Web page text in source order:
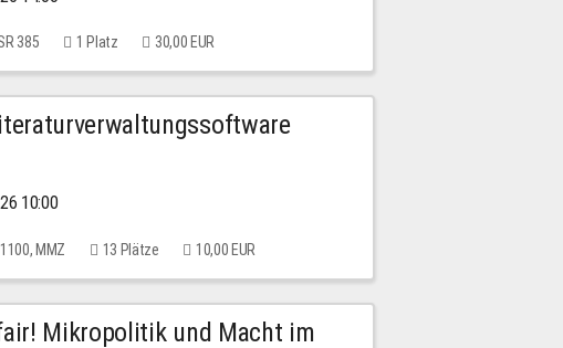
385 1 Platz 30,00 EUR
10:00
MMZ 13 Plätze 10,00 EUR
Mikropolitik und Macht im